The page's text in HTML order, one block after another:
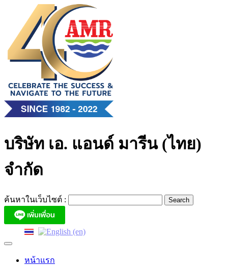
content
บริษัท เอ. แอนด์ มารีน (ไทย)
จำกัด
ค้นหาในเว็บไซต์ :
หน้าแรก